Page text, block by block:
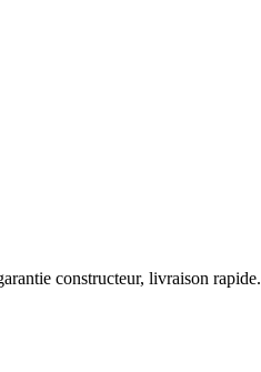
constructeur, livraison rapide.